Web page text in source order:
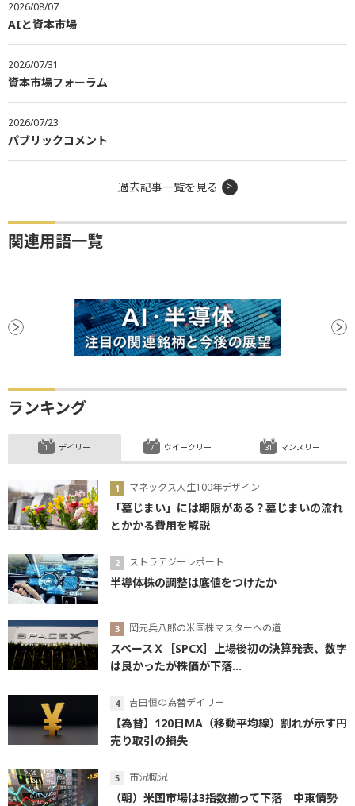
2026/08/07
AIと資本市場
2026/07/31
資本市場フォーラム
2026/07/23
パブリックコメント
過去記事一覧を見る
関連用語一覧
ランキング
デイリー
マネックス人生100年デザイン
「墓じまい」には期限がある？墓じまいの流れ
とかかる費用を解説
ストラテジーレポート
半導体株の調整は底値をつけたか
岡元兵八郎の米国株マスターへの道
スペースＸ［SPCX］上場後初の決算発表、数字
は良かったが株価が下落...
吉田恒の為替デイリー
【為替】120日MA（移動平均線）割れが示す円
売り取引の損失
市況概況
（朝）米国市場は3指数揃って下落 中東情勢
ウイークリー マンスリー